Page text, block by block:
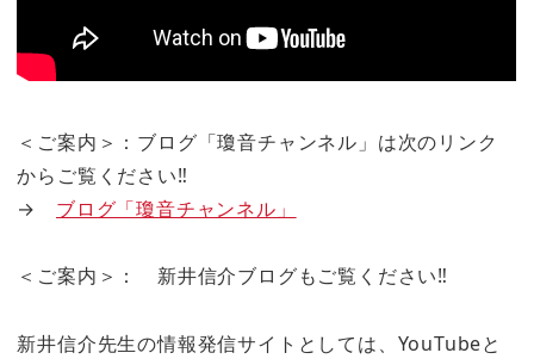
＜ご案内＞：ブログ「瓊音チャンネル」は次のリンク
からご覧ください‼
→ ブログ「瓊音チャンネル」
＜ご案内＞： 新井信介ブログもご覧ください‼
新井信介先生の情報発信サイトとしては、YouTubeと